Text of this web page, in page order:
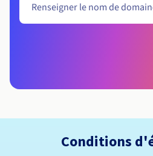
Conditions